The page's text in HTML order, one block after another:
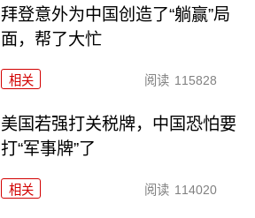
拜登意外为中国创造了“躺赢”局
面，帮了大忙
相关 阅读 115828
美国若强打关税牌，中国恐怕要
打“军事牌”了
相关 阅读 114020